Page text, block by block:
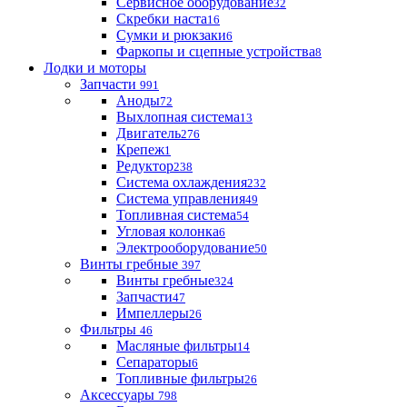
32
Скребки наста16
Сумки и рюкзаки6
Фаркопы и сцепные устройства8
Лодки и моторы
Запчасти 991
Аноды72
Выхлопная система13
Двигатель276
Крепеж1
Редуктор238
Система охлаждения232
Система управления49
Топливная система54
Угловая колонка6
Электрооборудование50
Винты гребные 397
Винты гребные324
Запчасти47
Импеллеры26
Фильтры 46
Масляные фильтры14
Сепараторы6
Топливные фильтры26
Аксессуары 798